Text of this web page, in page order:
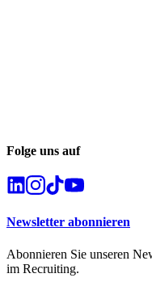
Folge uns auf
Newsletter abonnieren
Abonnieren Sie unseren
im Recruiting.